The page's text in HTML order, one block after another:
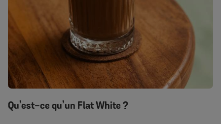
Qu’est-ce qu’un Flat White ?